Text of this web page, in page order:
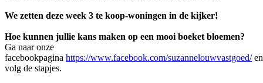
We zetten deze week 3 te koop-woningen in de kijker!
Hoe kunnen jullie kans maken op een mooi boeket bloemen?
Ga naar onze
facebookpagina https://www.facebook.com/suzannelouwvastgoed/en
volg de stapjes.